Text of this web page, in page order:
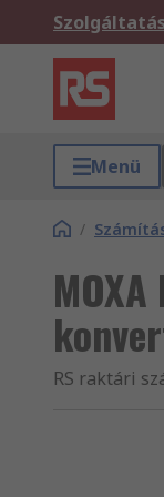
Menü
/
RS raktári